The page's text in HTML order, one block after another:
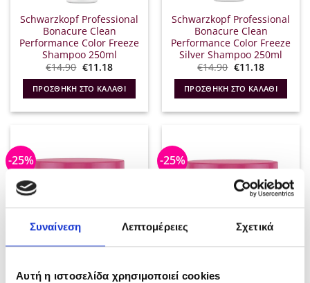
Συναίνεση Λεπτομέρειες Σχετικά
Αυτή η ιστοσελίδα χρησιμοποιεί cookies
Schwarzkopf Professional
Bonacure Clean
Performance Color Freeze
Shampoo 250ml
€14.90 Original
price
was:
€14.90.
€11.18Η
τρέχουσα
τιμή
είναι:
€11.18.
ΠΡΟΣΘΉΚΗ ΣΤΟ ΚΑΛΆΘΙ
Schwarzkopf Professional
Bonacure Clean
Performance Color Freeze
Silver Shampoo 250ml
€14.90 Original
price
was:
€14.90.
€11.18Η
τρέχουσα
τιμή
είναι:
€11.18.
ΠΡΟΣΘΉΚΗ ΣΤΟ ΚΑΛΆΘΙ
-25%
Schwarzkopf Professional
-25%
Schwarzkopf Professional